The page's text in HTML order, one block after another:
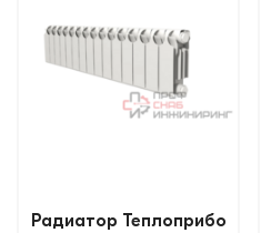
Радиатор Теплоприбо